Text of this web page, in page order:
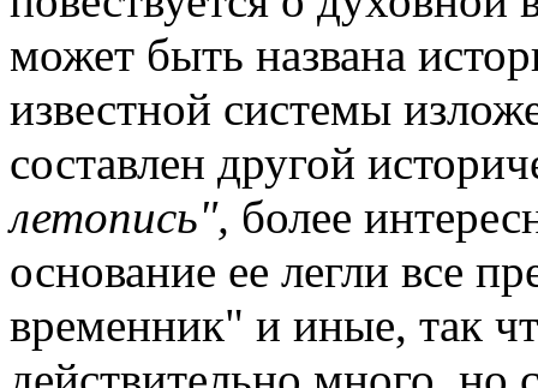
может быть названа
известной системы
составлен другой
летопись", более
основание ее легли все
временник" и иные, так